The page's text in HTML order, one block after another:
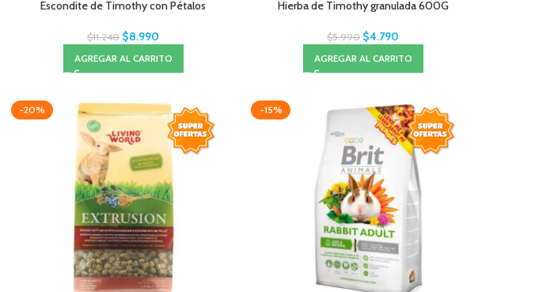
Escondite de Timothy con Pétalos
$11.240 $8.990
AGREGAR AL CARRITO
Hierba de Timothy granulada 600G
$5.990 $4.790
AGREGAR AL CARRITO
-20% -15%